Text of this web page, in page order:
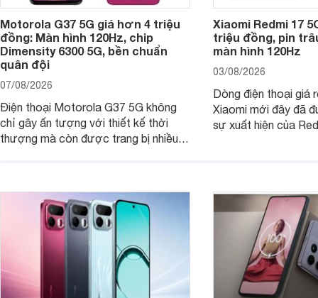
Motorola G37 5G giá hơn 4 triệu
đồng: Màn hình 120Hz, chip
Dimensity 6300 5G, bền chuẩn
quân đội
07/08/2026
Điện thoại Motorola G37 5G không
chỉ gây ấn tượng với thiết kế thời
thượng mà còn được trang bị nhiều
Xiaomi Redmi 17
triệu đồng, pin
màn hình 120Hz
03/08/2026
Dòng điện thoại giá
Xiaomi mới đây đã
sự xuất hiện của